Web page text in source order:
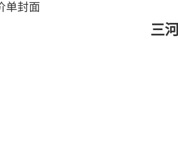
单封面
三